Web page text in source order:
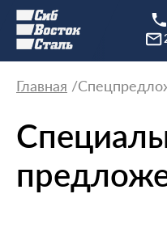
Главная